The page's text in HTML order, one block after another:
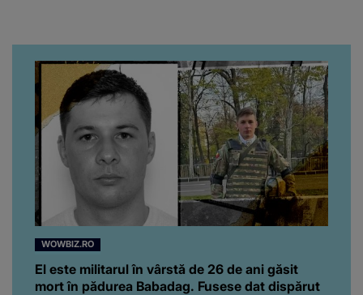
“Am suflet mare. Eu am
ajutat-o.”
WOWBIZ.RO
El este militarul în vârstă de 26 de ani găsit
mort în pădurea Babadag. Fusese dat dispărut